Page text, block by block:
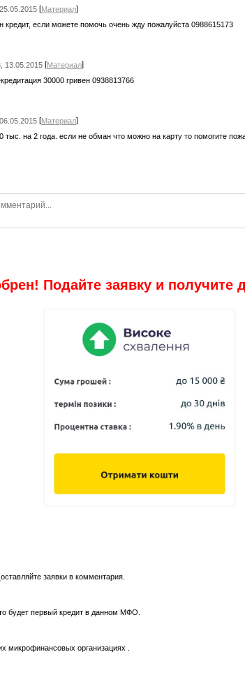
[Материал]
кредит, если можете помочь очень жду пожалуйста 0988615173
13.05.2015 [Материал]
30000 гривен 0938813766
[Материал]
тыс. на 2 года. если не обман что можно на карту то помогите
Подайте заявку и получите
оставляйте заявки в комментария.
будет первый кредит в данном МФО.
микрофинансовых организациях .